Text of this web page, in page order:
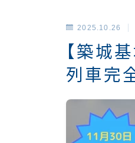
2025.10.26
【築城
列車完